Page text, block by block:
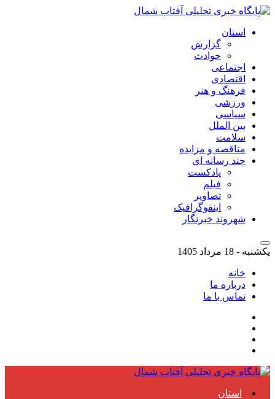
استان
گزارش
حوادث
اجتماعی
اقتصادی
فرهنگ و هنر
ورزشی
سیاسی
بین الملل
سلامت
مناقصه و مزایده
چند رسانه ای
پادکست
فیلم
تصاویر
اینفوگرافیک
شهروند خبرنگار
یکشنبه - 18 مرداد 1405
خانه
درباره ما
تماس با ما
استان